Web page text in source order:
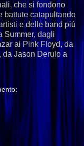
che si fondono
battute catapultando
e delle band più
Summer, dagli
ai Pink Floyd, da
da Jason Derulo a